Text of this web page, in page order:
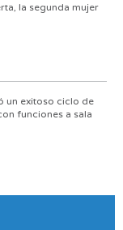
la segunda mujer
un exitoso ciclo de
funciones a sala